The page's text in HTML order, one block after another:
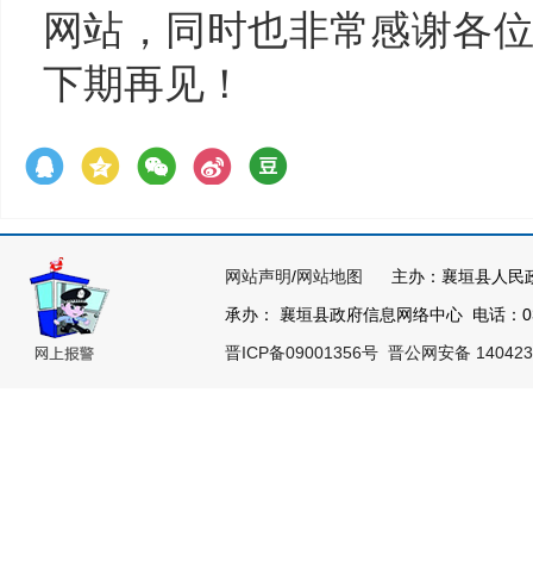
网站，同时也非常感谢各
下期再见！
网站声明/网站地图
主办：襄垣县人民
承办： 襄垣县政府信息网络中心 电话：
晋ICP备09001356号 晋公网安备